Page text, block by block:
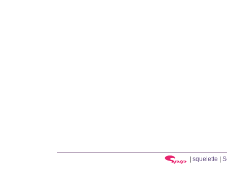
| squelette |